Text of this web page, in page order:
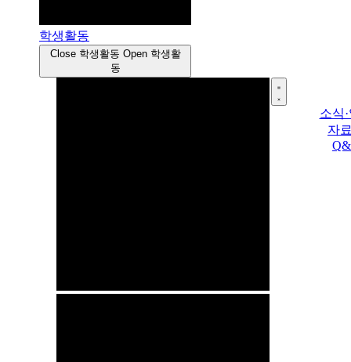
학생활동
Close 학생활동 Open 학생활
동
소식
자